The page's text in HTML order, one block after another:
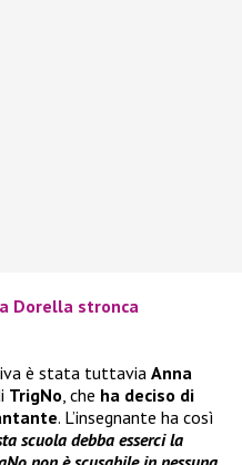
Dorella stronca
è stata tuttaviaAnna
TrigNo, che ha deciso di
. L’insegnante ha così
scuola debba esserci la